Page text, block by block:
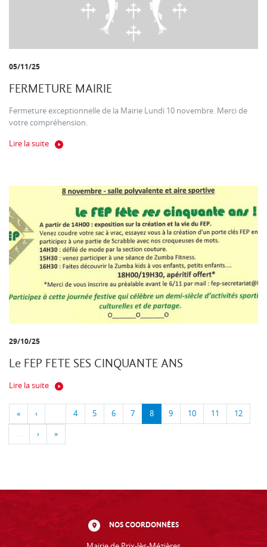
05/11/25
FERMETURE MAIRIE
Fermeture exceptionnelle de la Mairie Lundi 10 novembre. Merci de
votre compréhension.
Lire la suite
29/10/25
Le FEP FETE SES CINQUANTE ANS
Lire la suite
« ‹ … 4 5 6 7 8 9 10 11 12
… › »
NOS COORDONNÉES